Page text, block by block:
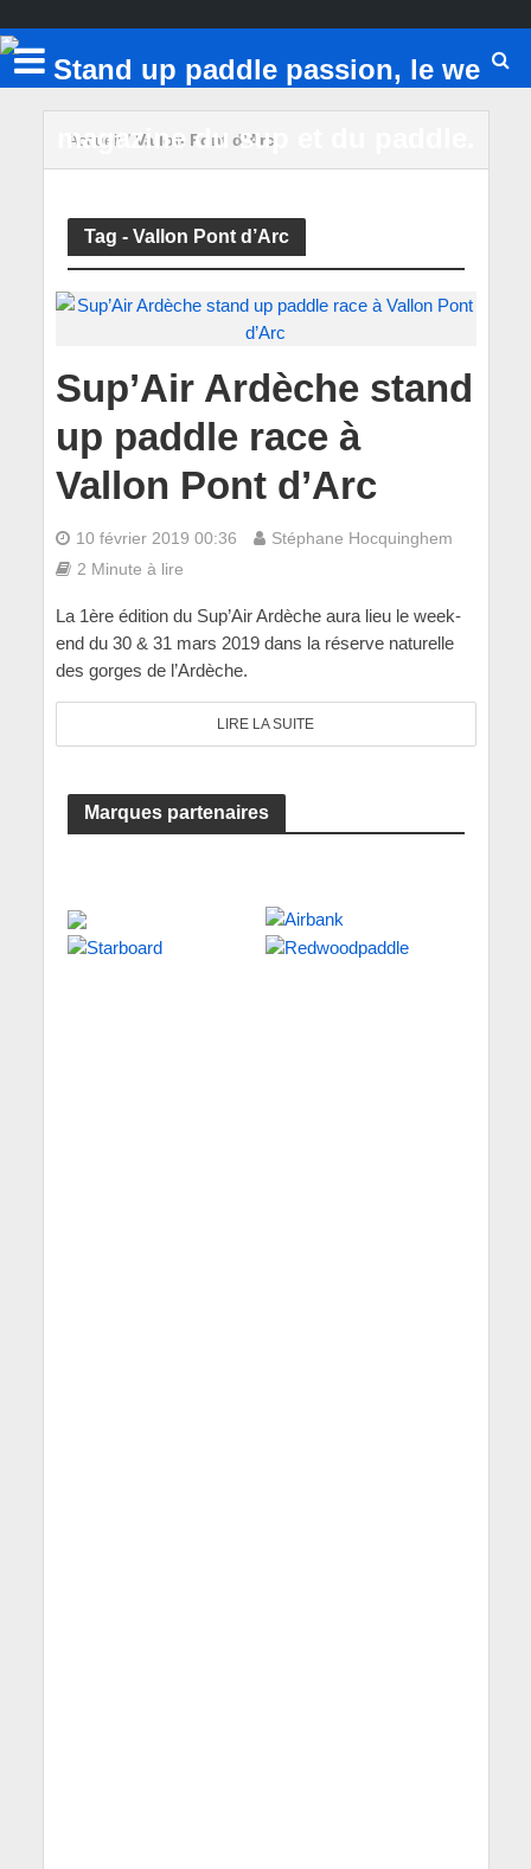
Accueil/ Vallon Pont d’Arc
Tag - Vallon Pont d’Arc
Sup’Air Ardèche stand
up paddle race à
Vallon Pont d’Arc
10 février 2019 00:36
Stéphane Hocquinghem
2 Minute à lire
La 1ère édition du Sup’Air Ardèche aura lieu le week-
end du 30 & 31 mars 2019 dans la réserve naturelle
des gorges de l’Ardèche.
LIRE LA SUITE
Marques partenaires